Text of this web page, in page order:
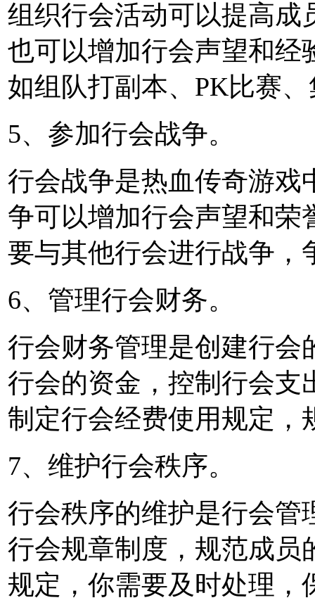
组织行会活动可以提高成
也可以增加行会声望和经
如组队打副本、PK比赛
5、参加行会战争。
行会战争是热血传奇游戏
争可以增加行会声望和荣
要与其他行会进行战争，
6、管理行会财务。
行会财务管理是创建行会
行会的资金，控制行会支
制定行会经费使用规定，
7、维护行会秩序。
行会秩序的维护是行会管
行会规章制度，规范成员
规定，你需要及时处理，